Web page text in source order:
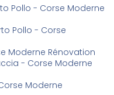
Pollo - Corse Moderne
Pollo - Corse
Moderne Rénovation
- Corse Moderne
Moderne